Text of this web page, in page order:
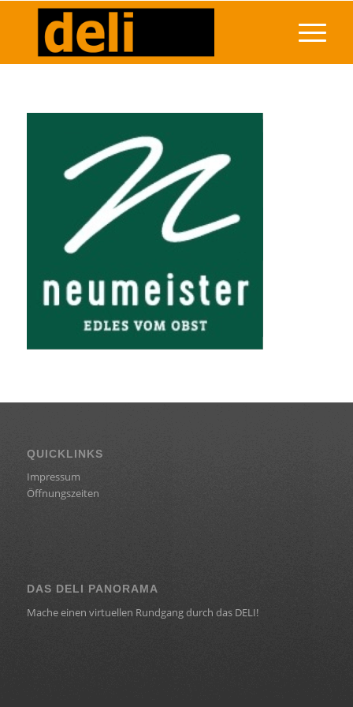
QUICKLINKS
Impressum
Öffnungszeiten
DAS DELI PANORAMA
Mache einen virtuellen Rundgang durch das DELI!